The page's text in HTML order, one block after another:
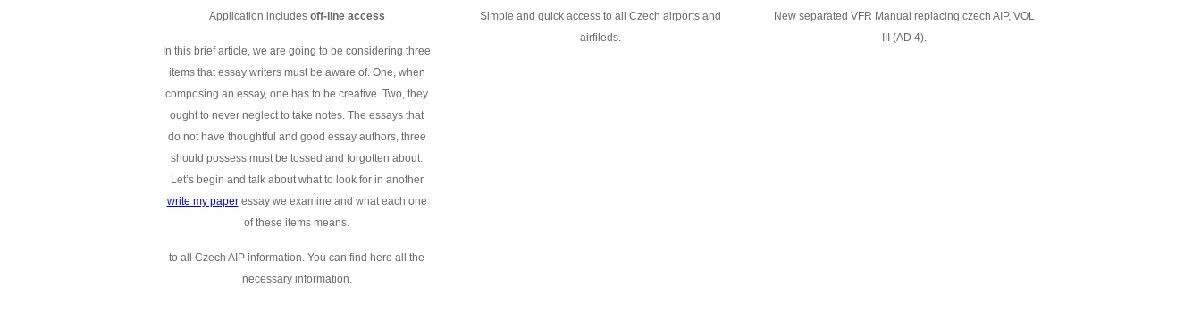
Application includes off-line access
In this brief article, we are going to be considering three
items that essay writers must be aware of. One, when
composing an essay, one has to be creative. Two, they
ought to never neglect to take notes. The essays that
do not have thoughtful and good essay authors, three
should possess must be tossed and forgotten about.
Let’s begin and talk about what to look for in another
write my paperessay we examine and what each one
of these items means.
to all Czech AIP information. You can find here all the
necessary information.
Simple and quick access to all Czech airports and
airfileds.
New separated VFR Manual replacing czech AIP, VOL
III (AD 4).